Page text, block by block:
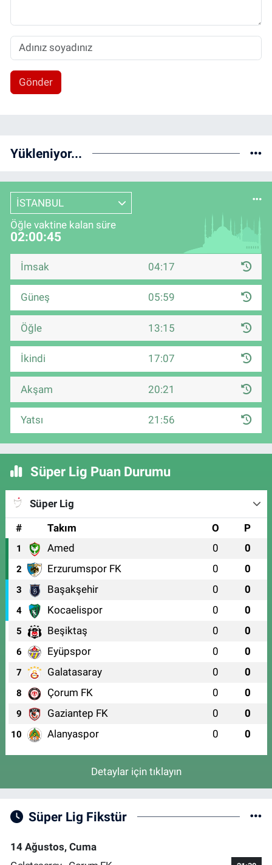
Gönder
Yükleniyor...
İSTANBUL
Öğle vaktine kalan süre
02:00:44
İmsak 04:17
Güneş 05:59
Öğle 13:15
İkindi 17:07
Akşam 20:21
Yatsı 21:56
Süper Lig Puan Durumu
Süper Lig
#
Takım O P
1 Amed 0 0
2 Erzurumspor FK 0 0
3 Başakşehir 0 0
4 Kocaelispor 0 0
5 Beşiktaş 0 0
6 Eyüpspor 0 0
7 Galatasaray 0 0
8 Çorum FK 0 0
9 Gaziantep FK 0 0
10 Alanyaspor 0 0
Detaylar için tıklayın
Süper Lig Fikstür
14 Ağustos, Cuma